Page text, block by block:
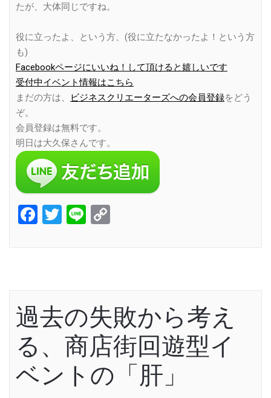
たが、大体同じですね。
役に立ったよ、という方、(役に立たなかったよ！という方
も)
Facebookページにいいね！して頂けると嬉しいです
受付中イベント情報はこちら
まだの方は、
ビジネスクリエーターズへの会員登録をどう
ぞ。
会員登録は無料です。
明日は大久保さんです。
Facebook
Twitter
Line
過去の失敗から考え
る、商店街回遊型イ
ベントの「肝」